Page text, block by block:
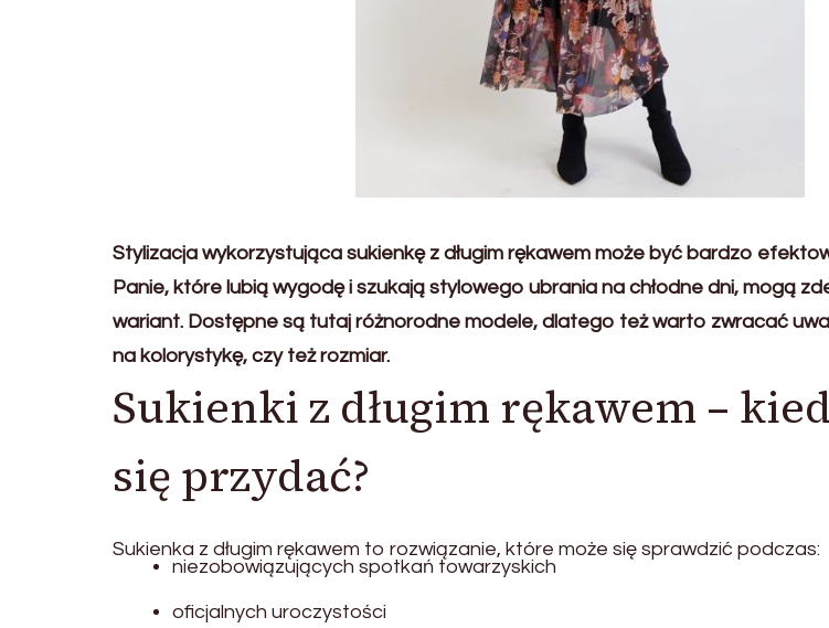
Stylizacja wykorzystująca sukienkę z długim rękawem może być bardzo
Panie, które lubią wygodę i szukają stylowego ubrania na chłodne dni, mogą
wariant. Dostępne są tutaj różnorodne modele, dlatego też warto zwracać
na kolorystykę, czy też rozmiar.
Sukienki z długim rękawem –
się przydać?
Sukienka z długim rękawem to rozwiązanie, które może się sprawdzić podczas:
niezobowiązujących spotkań towarzyskich
oficjalnych uroczystości